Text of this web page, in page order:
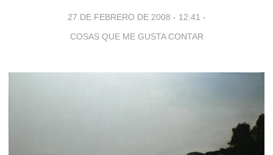
27 DE FEBRERO DE 2008 - 12:41 -
COSAS QUE ME GUSTA CONTAR